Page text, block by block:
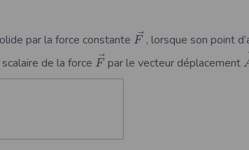
par la force constanteF⃗, lorsque son point
de la force F ⃗par le vecteur déplacement